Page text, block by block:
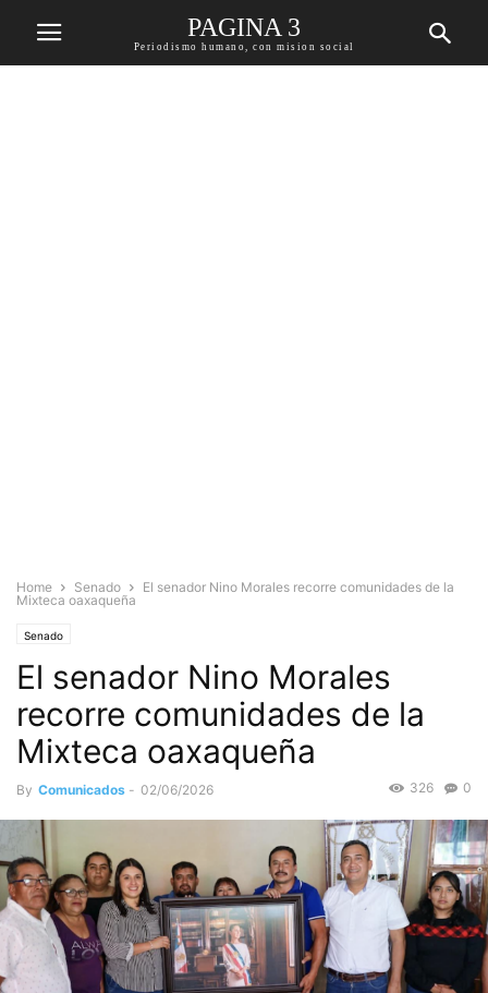
PAGINA 3
Periodismo humano, con mision social
Home Senado
El senador Nino Morales recorre comunidades de la
Mixteca oaxaqueña
Senado
El senador Nino Morales
recorre comunidades de la
Mixteca oaxaqueña
By Comunicados - 02/06/2026 0
326